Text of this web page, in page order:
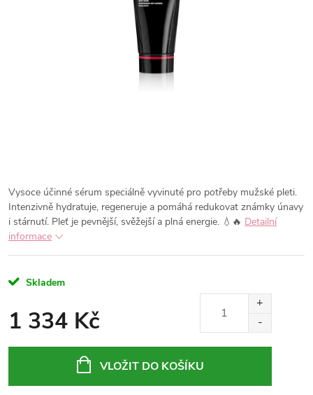
Vysoce účinné sérum speciálně vyvinuté pro potřeby mužské pleti.
Intenzivně hydratuje, regeneruje a pomáhá redukovat známky únavy
i stárnutí. Pleť je pevnější, svěžejší a plná energie. 💧🔥 Detailní
informace
Skladem
1 334 Kč
VLOŽIT DO KOŠÍKU